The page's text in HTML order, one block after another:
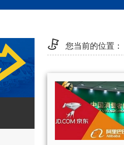
您当前的位置：